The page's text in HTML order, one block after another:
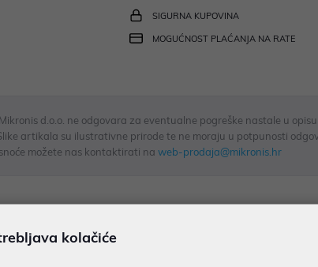
SIGURNA KUPOVINA
MOGUĆNOST PLAĆANJA NA RATE
d.o.o. ne odgovara za eventualne pogreške nastale u
artikala su ilustrativne prirode te ne moraju u potpunosti
možete nas kontaktirati na web-prodaja@mikronis.hr
Multimedija
kolačiće